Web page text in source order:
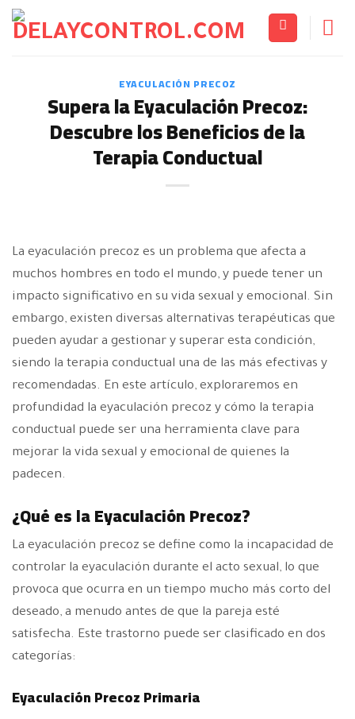
Saltar
EYACULACIÓN PRECOZ
Supera la Eyaculación Precoz:
Descubre los Beneficios de la
Terapia Conductual
La eyaculación precoz es un problema que afecta a
muchos hombres en todo el mundo, y puede tener un
impacto significativo en su vida sexual y emocional. Sin
embargo, existen diversas alternativas terapéuticas que
pueden ayudar a gestionar y superar esta condición,
siendo la terapia conductual una de las más efectivas y
recomendadas. En este artículo, exploraremos en
profundidad la eyaculación precoz y cómo la terapia
conductual puede ser una herramienta clave para
mejorar la vida sexual y emocional de quienes la
padecen.
¿Qué es la Eyaculación Precoz?
La eyaculación precoz se define como la incapacidad de
controlar la eyaculación durante el acto sexual, lo que
provoca que ocurra en un tiempo mucho más corto del
deseado, a menudo antes de que la pareja esté
satisfecha. Este trastorno puede ser clasificado en dos
categorías:
Eyaculación Precoz Primaria